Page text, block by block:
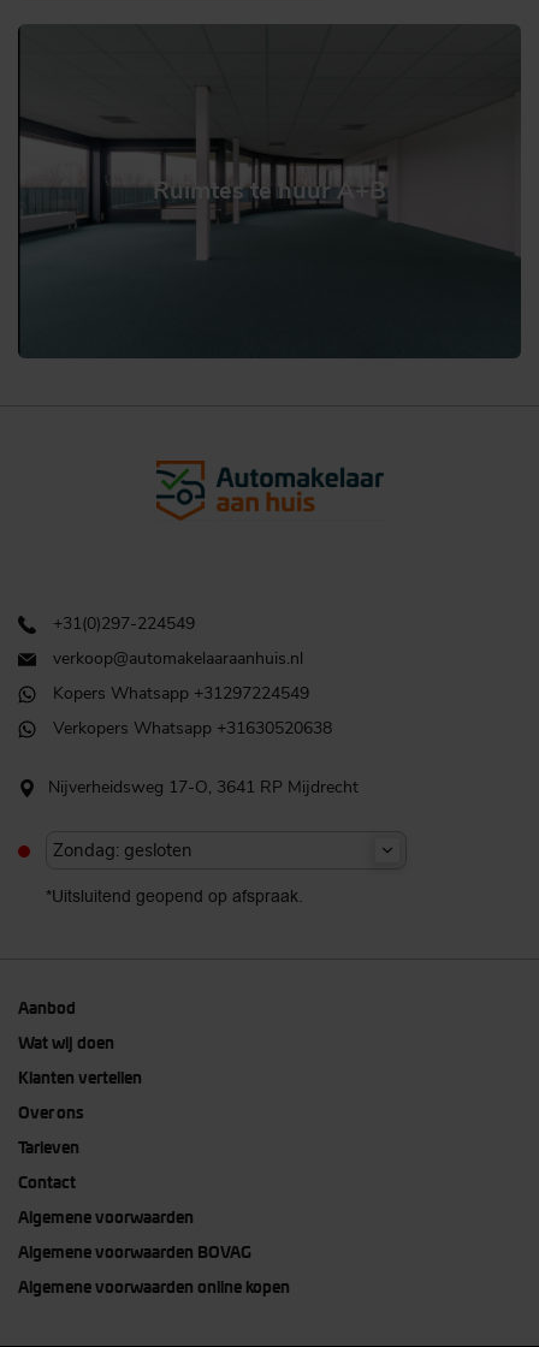
Ruimtes te huur A+B
+31(0)297-224549
verkoop@automakelaaraanhuis.nl
Kopers Whatsapp +31297224549
Verkopers Whatsapp +31630520638
Nijverheidsweg 17-O, 3641 RP Mijdrecht
Zondag: gesloten
*Uitsluitend geopend op afspraak.
Aanbod
Wat wij doen
Klanten vertellen
Over ons
Tarieven
Contact
Algemene voorwaarden
Algemene voorwaarden BOVAG
Algemene voorwaarden online kopen